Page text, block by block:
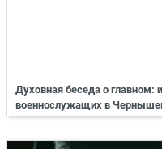
Духовная беседа о
военнослужащих в